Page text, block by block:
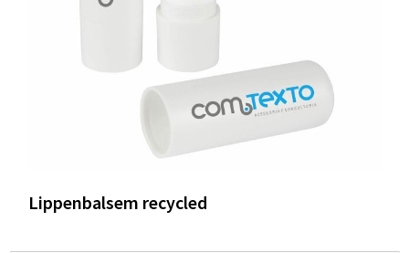
Lippenbalsem recycled